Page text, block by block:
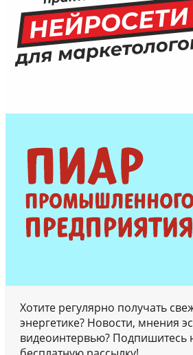
Хотите регулярно получать
энергетике? Новости, мнения
видеоинтервью? Подпишитесь